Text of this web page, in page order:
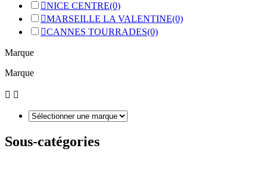
NICE CENTRE(0)
MARSEILLE LA VALENTINE(0)
CANNES TOURRADES(0)
Marque
Marque
 
Sous-catégories